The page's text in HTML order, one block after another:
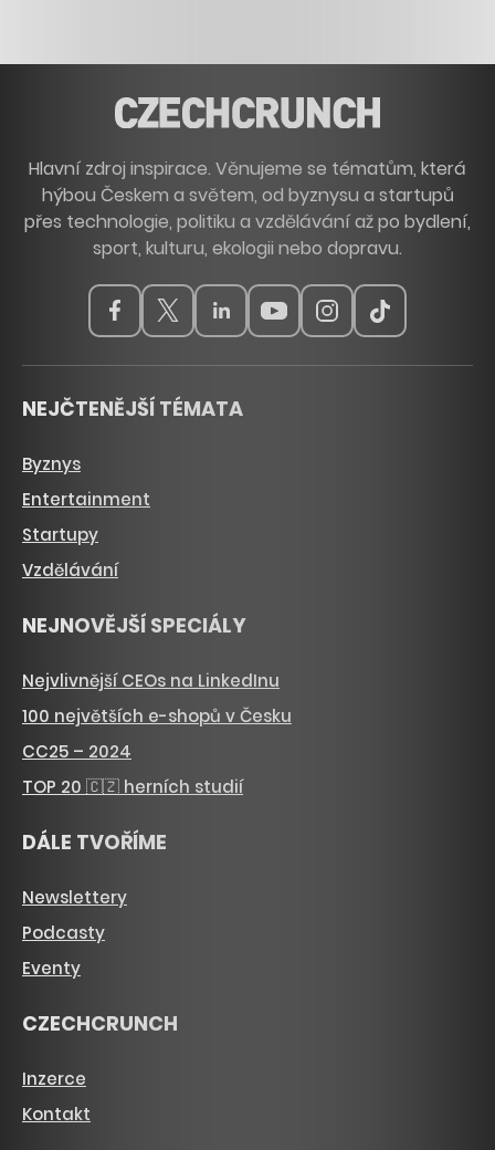
Hlavní zdroj inspirace. Věnujeme se tématům, která
hýbou Českem a světem, od byznysu a startupů
přes technologie, politiku a vzdělávání až po bydlení,
sport, kulturu, ekologii nebo dopravu.
NEJČTENĚJŠÍ TÉMATA
Byznys
Entertainment
Startupy
Vzdělávání
NEJNOVĚJŠÍ SPECIÁLY
Nejvlivnější CEOs na LinkedInu
100 největších e-shopů v Česku
CC25 – 2024
TOP 20 🇨🇿 herních studií
DÁLE TVOŘÍME
Newslettery
Podcasty
Eventy
CZECHCRUNCH
Inzerce
Kontakt